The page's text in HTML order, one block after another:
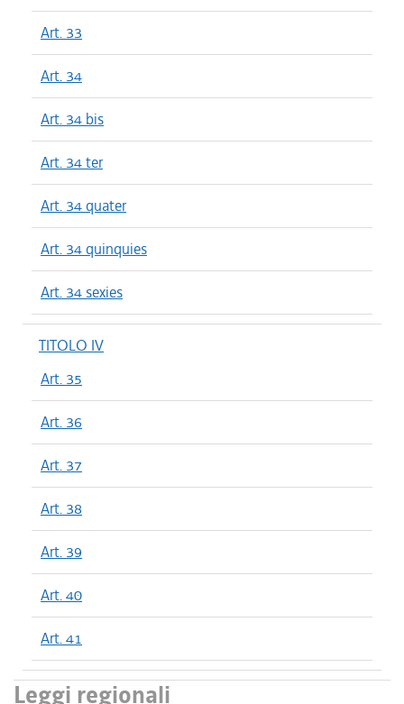
Art. 33
Art. 34
Art. 34 bis
Art. 34 ter
Art. 34 quater
Art. 34 quinquies
Art. 34 sexies
TITOLO IV
Art. 35
Art. 36
Art. 37
Art. 38
Art. 39
Art. 40
Art. 41
Leggi regionali